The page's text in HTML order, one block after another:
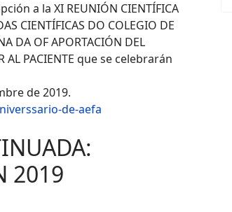
a la XI REUNIÓN CIENTÍFICA
CIENTÍFICAS DO COLEGIO DE
DA OF APORTACIÓN DEL
AL PACIENTE que se celebrarán
de 2019.
de-aefa
2019